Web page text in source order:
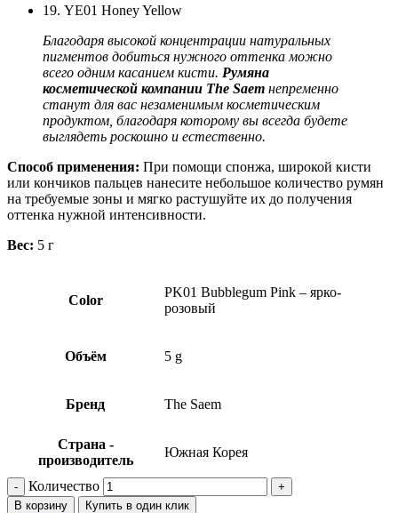
19. YE01 Honey Yellow
Благодаря высокой концентрации натуральных
пигментов добиться нужного оттенка можно
всего одним касанием кисти. Румяна
косметической компании The Saem непременно
станут для вас незаменимым косметическим
продуктом, благодаря которому вы всегда будете
выглядеть роскошно и естественно.
Способ применения: При помощи спонжа, широкой кисти
или кончиков пальцев нанесите небольшое количество румян
на требуемые зоны и мягко растушуйте их до получения
оттенка нужной интенсивности.
Вес: 5 г
Color
PK01 Bubblegum Pink – ярко-
розовый
Объём 5 g
Бренд The Saem
Страна -
производитель
Южная Корея
Количество
В корзину Купить в один клик